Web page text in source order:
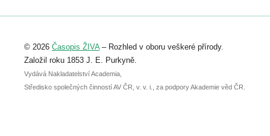
Registrovat se můžete do 6. září.
abstraktu přihlášené přednášky nebo
posteru je už 30. června.
© 2026 Časopis ŽIVA– Rozhled v oboru veškeré přírody.
Založil roku 1853 J. E. Purkyně.
Vydává Nakladatelství Academia,
Středisko společných činností AV ČR, v. v. i., za podpory Akademie věd ČR.